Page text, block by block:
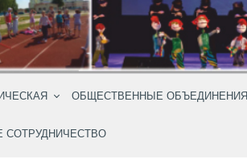
ОБЩЕСТВЕННЫЕ ОБЪЕДИНЕНИЯ
СОТРУДНИЧЕСТВО